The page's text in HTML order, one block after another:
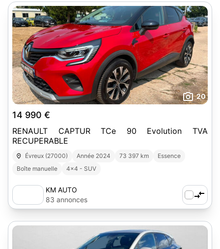
20
14 990 €
RENAULT CAPTUR TCe 90 Evolution TVA
RECUPERABLE
Évreux (27000) Année 2024 73 397 km
Essence
Boîte manuelle
4x4 - SUV
KM AUTO
83 annonces